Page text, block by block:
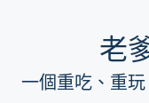
老
一個重吃、重